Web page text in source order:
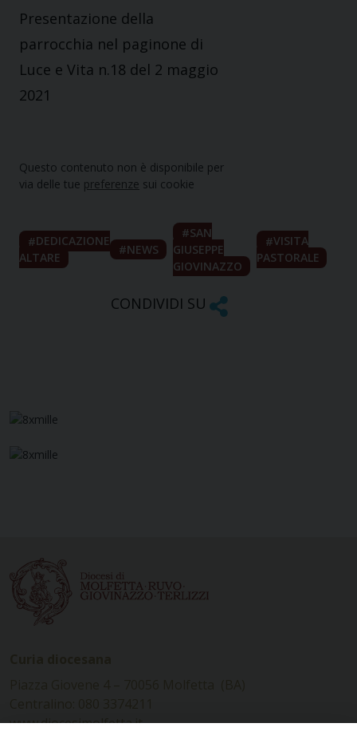
Presentazione della
parrocchia nel paginone di
Luce e Vita n.18 del 2 maggio
2021
Questo contenuto non è disponibile per
via delle tue preferenze sui cookie
DEDICAZIONE
ALTARE
NEWS
SAN
GIUSEPPE
GIOVINAZZO
VISITA
PASTORALE
CONDIVIDI SU
www.diocesimolfetta.it –